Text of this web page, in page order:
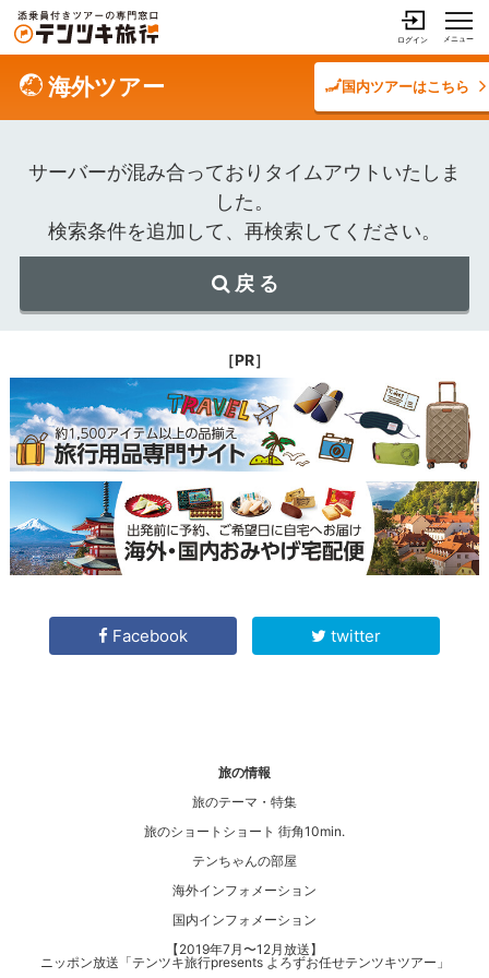
ログイン メニュー
海外ツアー 国内ツアーはこちら
サーバーが混み合っておりタイムアウトいたしま
した。
検索条件を追加して、再検索してください。
戻 る
［PR］
Facebook twitter
旅の情報
旅のテーマ・特集
旅のショートショート 街角10min.
テンちゃんの部屋
海外インフォメーション
国内インフォメーション
【2019年7月〜12月放送】
ニッポン放送「テンツキ旅行presents よろずお任せテンツキツアー」